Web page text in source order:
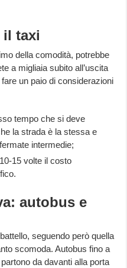
il taxi
della comodità, potrebbe
a migliaia subito all’uscita
fare un paio di considerazioni
tempo che si deve
la strada è la stessa e
intermedie;
15 volte il costo
autobus e
seguendo però quella
scomoda. Autobus fino a
da davanti alla porta